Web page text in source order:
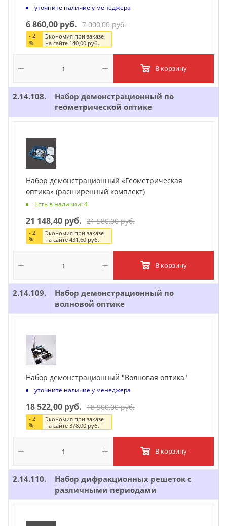
уточните наличие у менеджера
6 860,00 руб. 7 000,00 руб.
- 2
%
Экономия при заказе
на сайте 140,00 руб.
В корзину
2.14.108.
Набор демонстрационный по
геометрической оптике
Набор демонстрационный «Геометрическая
оптика» (расширенный комплект)
Есть в наличии: 4
21 148,40 руб. 21 580,00 руб.
- 2
%
Экономия при заказе
на сайте431,60 руб.
В корзину
2.14.109.
Набор демонстрационный по
волновой оптике
Набор демонстрационный "Волновая оптика"
уточните наличие у менеджера
18 522,00 руб. 18 900,00 руб.
- 2
%
Экономия при заказе
на сайте378,00 руб.
В корзину
2.14.110.
Набор дифракционных решеток с
различными периодами